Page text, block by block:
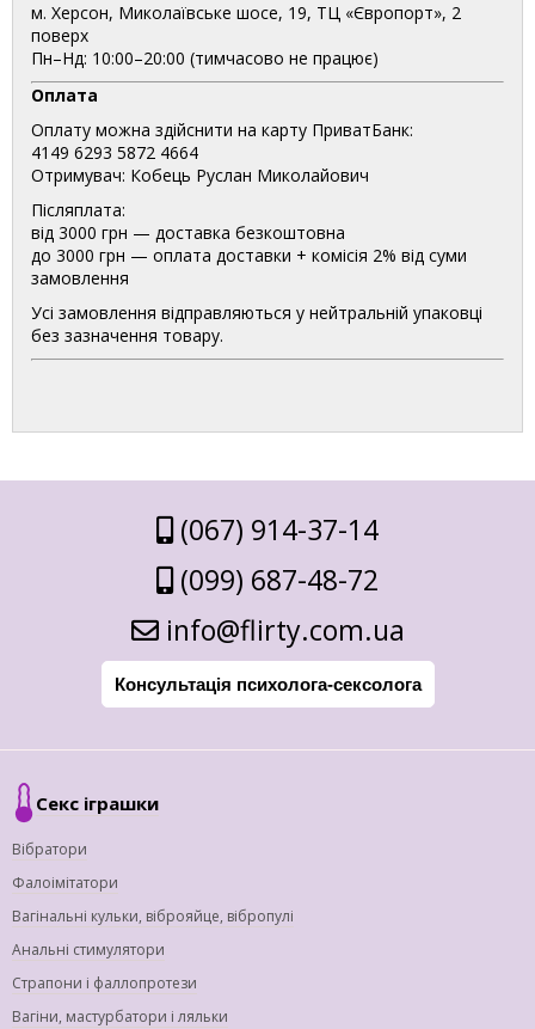
м. Херсон, Миколаївське шосе, 19, ТЦ «Європорт», 2
поверх
Пн–Нд: 10:00–20:00 (тимчасово не працює)
Оплата
Оплату можна здійснити на карту ПриватБанк:
4149 6293 5872 4664
Отримувач: Кобець Руслан Миколайович
Післяплата:
від 3000 грн — доставка безкоштовна
до 3000 грн — оплата доставки + комісія 2% від суми
замовлення
Усі замовлення відправляються у нейтральній упаковці
без зазначення товару.
(067) 914-37-14
(099) 687-48-72
info@flirty.com.ua
Консультація психолога-сексолога
Секс іграшки
Вібратори
Фалоімітатори
Вагінальні кульки, віброяйце, вібропулі
Анальні стимулятори
Страпони і фаллопротези
Вагіни, мастурбатори і ляльки